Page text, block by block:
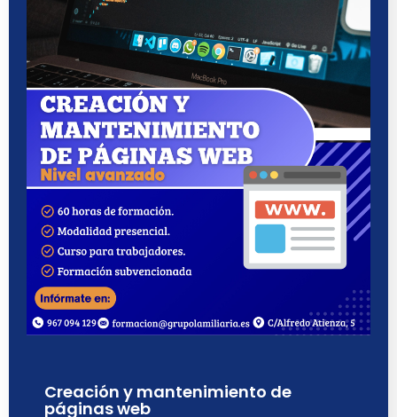
Creación y mantenimiento de
páginas web